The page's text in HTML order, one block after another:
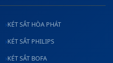
KÉT SẮT HÒA PHÁT
KÉT SẮT PHILIPS
KÉT SẮT BOFA